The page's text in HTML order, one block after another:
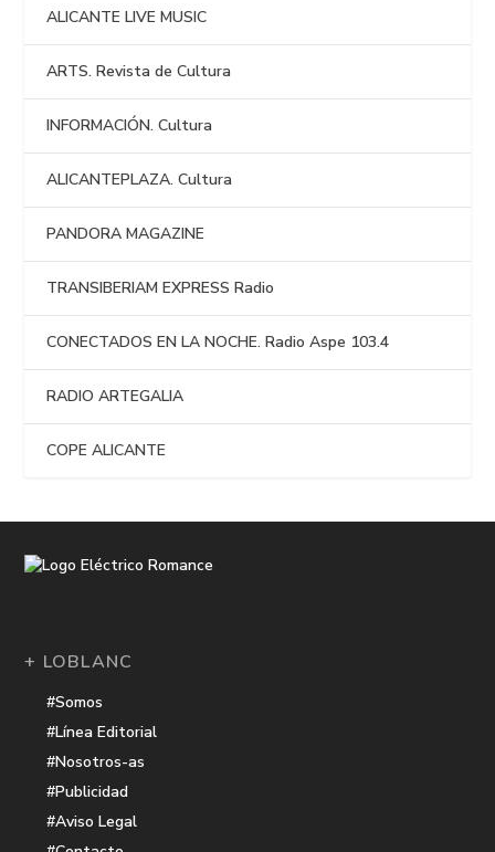
ALICANTE LIVE MUSIC
ARTS. Revista de Cultura
INFORMACIÓN. Cultura
ALICANTEPLAZA. Cultura
PANDORA MAGAZINE
TRANSIBERIAM EXPRESS Radio
CONECTADOS EN LA NOCHE. Radio Aspe 103.4
RADIO ARTEGALIA
COPE ALICANTE
+ LOBLANC
#Somos
#Línea Editorial
#Nosotros-as
#Publicidad
#Aviso Legal